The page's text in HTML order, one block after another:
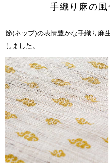
手織り麻の風
節(ネップ)の表情豊かな手織り麻
しました。